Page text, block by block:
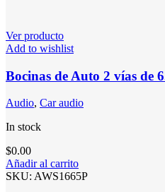
Ver producto
Add to wishlist
Bocinas de Auto 2 vías de
Audio, Car audio
In stock
$0.00
Añadir al carrito
SKU: AWS1665P